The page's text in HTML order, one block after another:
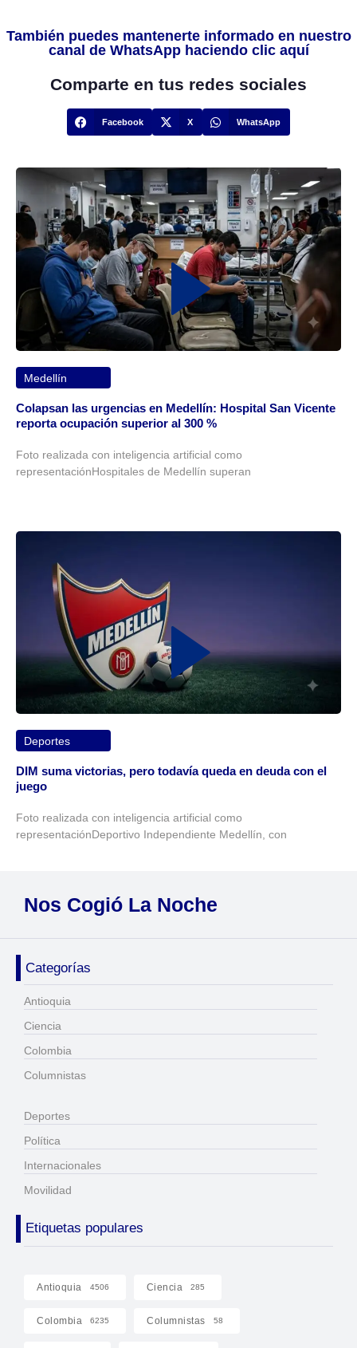
También puedes mantenerte informado en nuestro
canal de WhatsApp haciendo clic aquí
Comparte en tus redes sociales
Facebook X WhatsApp
Medellín
Colapsan las urgencias en Medellín: Hospital San Vicente
reporta ocupación superior al 300 %
Foto realizada con inteligencia artificial como
representaciónHospitales de Medellín superan
Deportes
DIM suma victorias, pero todavía queda en deuda con el
juego
Foto realizada con inteligencia artificial como
representaciónDeportivo Independiente Medellín, con
Nos Cogió La Noche
Categorías
Antioquia
Ciencia
Colombia
Columnistas
Deportes
Política
Internacionales
Movilidad
Etiquetas populares
Antioquia 4506 Ciencia 285
Colombia 6235 Columnistas 58